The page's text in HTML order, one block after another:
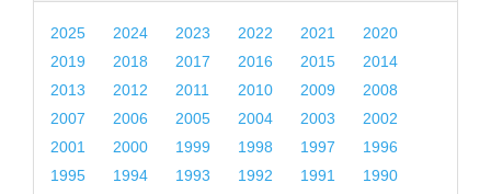
2025 2024 2023 2022 2021
2020
2019
2018 2017 2016 2015
2014
2013
2012 2011 2010 2009
2008
2007
2006 2005 2004 2003
2002
2001
2000 1999 1998 1997
1996
1995
1994 1993 1992 1991
1990